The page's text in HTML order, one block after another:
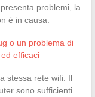
problemi, la
è in causa.
o un problema di
efficaci
stessa rete wifi. Il
sono sufficienti.